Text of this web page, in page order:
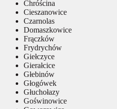
Chróścina
Cieszanowice
Czarnolas
Domaszkowice
Frączków
Frydrychów
Giełczyce
Gierałcice
Głebinów
Głogówek
Głuchołazy
Goświnowice